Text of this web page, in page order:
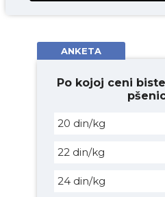
ANKETA
Po kojoj ceni
20 din/kg
22 din/kg
24 din/kg